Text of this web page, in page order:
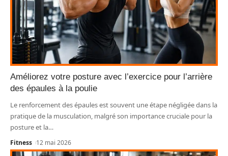
Améliorez votre posture avec l’exercice pour l’arrière
des épaules à la poulie
Le renforcement des épaules est souvent une étape négligée dans la
pratique de la musculation, malgré son importance cruciale pour la
posture et la…
Fitness 12 mai 2026